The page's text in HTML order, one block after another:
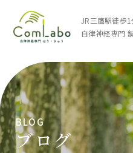
JR三鷹駅徒歩1
自律神経専門
BLOG
ブログ